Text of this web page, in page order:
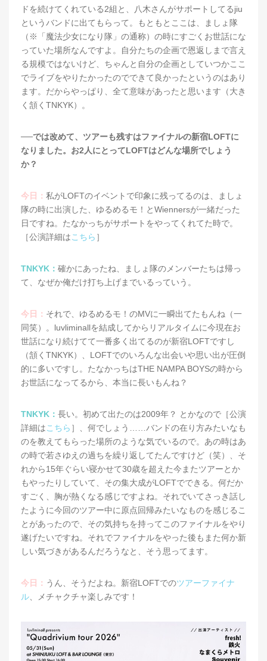
ドを続けてくれている2組と、八木さんがサポートしてるjiu
というバンドに出てもらって。もともとここは、ましょ隊
（※「魔法少女になり隊」の通称）の時にすごくお世話にな
っていた場所なんですよ。自分たちの企画で恩返しまで言え
る規模ではないけど、ちゃんと自分の企画としていつかここ
でライブをやりたかったのでできて良かったというのはあり
ます。だからやっぱり、全て意味があったと思います（大き
く頷くTNKYK）。
──では改めて、ツアーも残すはファイナルの新宿LOFTに
なりました。お2人にとってLOFTはどんな場所でしょう
か？
今日： 私がLOFTのイベントで印象に残ってるのは、ましょ
隊の時に出演した、ゆるめるモ！とWiennersが一緒だった
日ですね。たなかっちがサポートをやってくれてた時で。
［公演詳細はこちら ］
TNKYK： 確かにあったね、ましょ隊のメンバーたちは帰っ
て、なぜか俺だけ打ち上げまでいるっていう。
今日： それで、ゆるめるモ！のMVに一瞬出てたもんね（一
同笑）。luvliminallを結成してからリアルタイムに今現在お
世話になり続けてて一番多く出てるのが新宿LOFTですし
（頷くTNKYK）、LOFTでのいろんな出会いや思い出が圧倒
的に多いですし。たなかっちはTHE NAMPA BOYSの時から
お世話になってるから、本当に長いもんね？
TNKYK： 長い。初めて出たのは2009年？ とかなので［公演
詳細はこちら ］、何でしょう……バンドの在り方みたいなも
のを教えてもらった場所のような気でいるので。あの時はあ
の時で若さゆえの過ちを繰り返してたんですけど（笑）、そ
れから15年ぐらい寝かせて30歳を超えた今またツアーとか
もやったりしていて、その集大成がLOFTでできる。何だか
すごく、胸が熱くなる感じですよね。それでいてさっき話し
たように今回のツアー中に原点回帰みたいなものを感じるこ
とがあったので、その気持ちを持ってこのファイナルをやり
遂げたいですね。それでファイナルをやった後もまた何か新
しい気づきがあるんだろうなと、そう思ってます。
今日： うん、そうだよね。新宿LOFTでのツアーファイナ
ル 、メチャクチャ楽しみです！